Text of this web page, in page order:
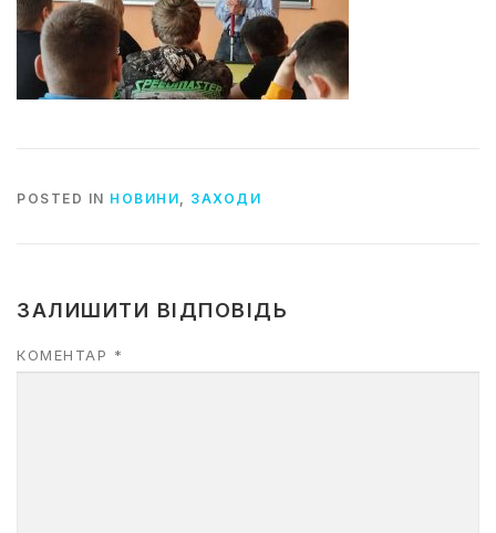
POSTED IN НОВИНИ ЗАХОДИ
ЗАЛИШИТИ ВІДПОВІДЬ
КОМЕНТАР *